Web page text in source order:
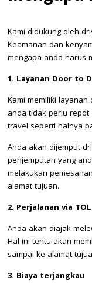
Kami didukung oleh
Keamanan dan
mengapa anda harus
1. Layanan Door to
Kami memiliki
anda tidak perlu
travel seperti halnya
Anda akan dijemput
penjemputan yang
melakukan
alamat tujuan.
2. Perjalanan via TOL
Anda akan diajak
Hal ini tentu akan
sampai ke alamat
3. Biaya terjangkau